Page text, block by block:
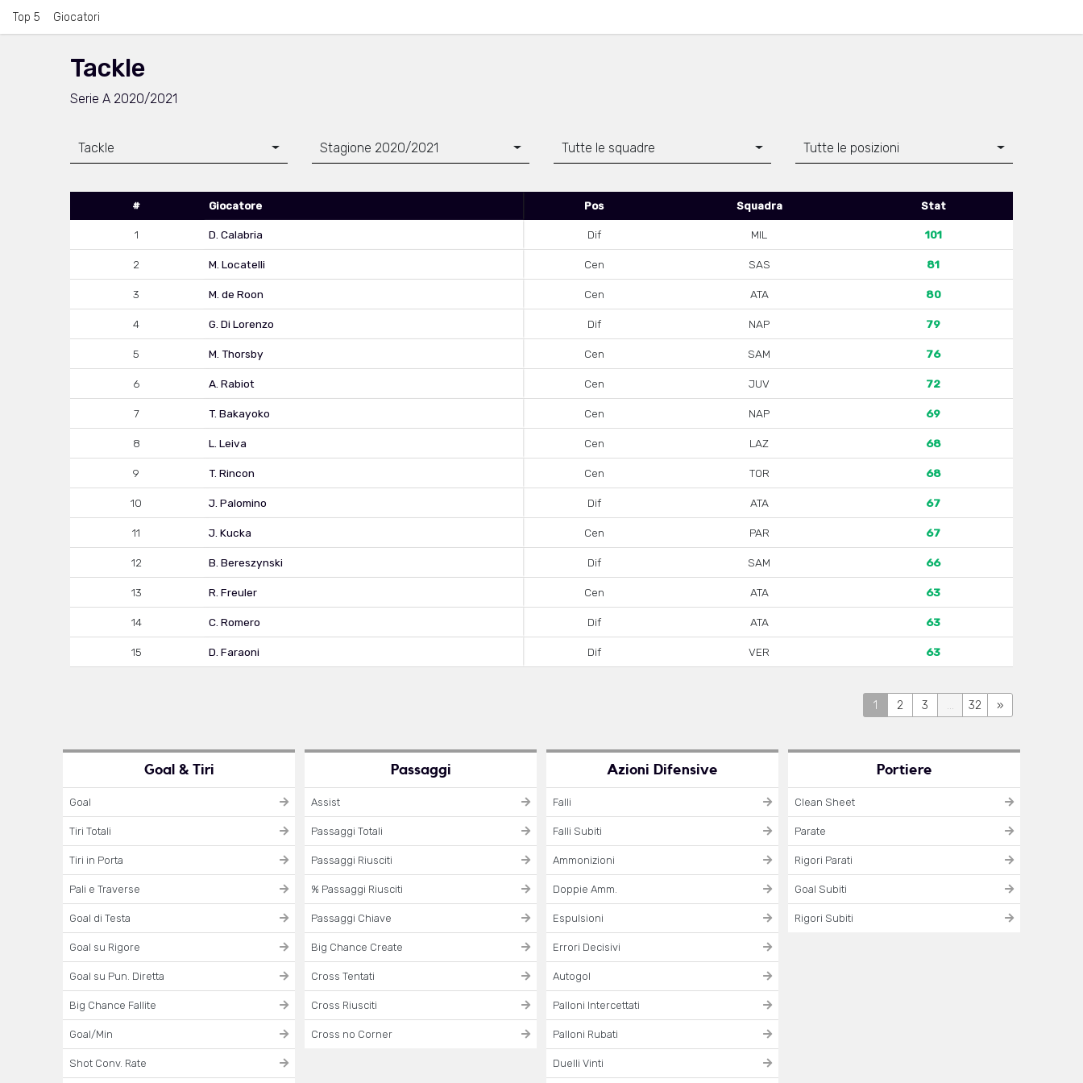
Top 5 Giocatori
Tackle
Serie A 2020/2021
Tackle Stagione 2020/2021 Tutte le squadre Tutte le posizioni
# Giocatore Pos Squadra Stat
1 D. Calabria Dif MIL 101
2 M. Locatelli Cen SAS 81
3 M. de Roon Cen ATA 80
4 G. Di Lorenzo Dif NAP 79
5 M. Thorsby Cen SAM 76
6 A. Rabiot Cen JUV 72
7 T. Bakayoko Cen NAP 69
8 L. Leiva Cen LAZ 68
9 T. Rincon Cen TOR 68
10 J. Palomino Dif ATA 67
11 J. Kucka Cen PAR 67
12 B. Bereszynski Dif SAM 66
13 R. Freuler Cen ATA 63
14 C. Romero Dif ATA 63
15 D. Faraoni Dif VER 63
1 2 3 ... 32 »
Goal & Tiri
Goal
Tiri Totali
Tiri in Porta
Pali e Traverse
Goal di Testa
Goal su Rigore
Goal su Pun. Diretta
Big Chance Fallite
Goal/Min
Shot Conv. Rate
Passaggi
Assist
Passaggi Totali
Passaggi Riusciti
% Passaggi Riusciti
Passaggi Chiave
Big Chance Create
Cross Tentati
Cross Riusciti
Cross no Corner
Azioni Difensive
Falli
Falli Subiti
Ammonizioni
Doppie Amm.
Espulsioni
Errori Decisivi
Autogol
Palloni Intercettati
Palloni Rubati
Duelli Vinti
Portiere
Clean Sheet
Parate
Rigori Parati
Goal Subiti
Rigori Subiti